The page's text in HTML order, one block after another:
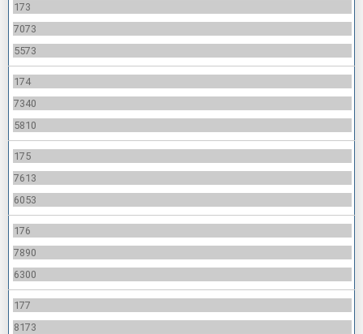
173
7073
5573
174
7340
5810
175
7613
6053
176
7890
6300
177
8173